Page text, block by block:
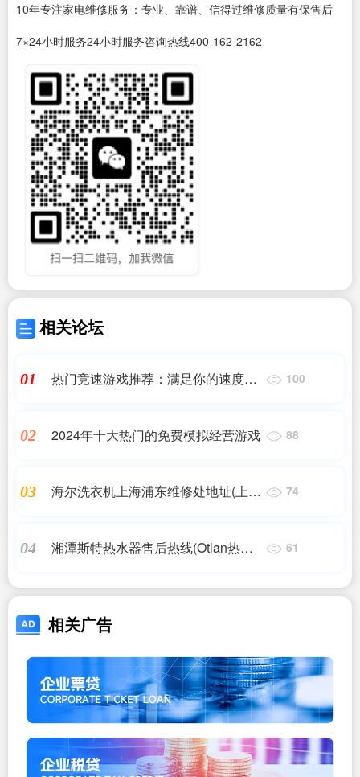
10年专注家电维修服务：专业、靠谱、信得过维修质量有保售后
7×24小时服务24小时服务咨询热线400-162-2162
相关论坛
01
热门竞速游戏推荐：满足你的速度激
100
02 2024年十大热门的免费模拟经营游戏 88
03
海尔洗衣机上海浦东维修处地址(上海
74
04
湘潭斯特热水器售后热线(Otlan热水
客服中心)
61
相关广告